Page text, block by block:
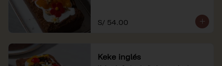
S/ 54.00
Keke inglés